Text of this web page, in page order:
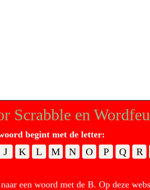
Scrabble en
begint met de letter:
J K L M N O P Q R
een woord met de B. Op deze